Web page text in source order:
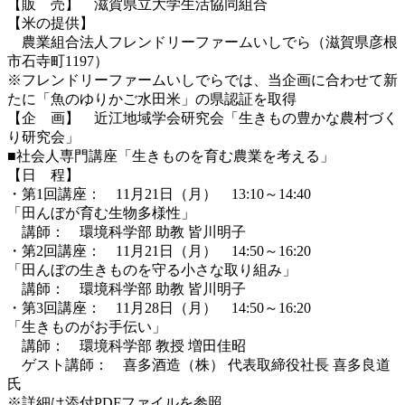
【販 売】 滋賀県立大学生活協同組合
【米の提供】
農業組合法人フレンドリーファームいしでら（滋賀県彦根
市石寺町1197）
※フレンドリーファームいしでらでは、当企画に合わせて新
たに「魚のゆりかご水田米」の県認証を取得
【企 画】 近江地域学会研究会「生きもの豊かな農村づく
り研究会」
■社会人専門講座「生きものを育む農業を考える」
【日 程】
・第1回講座： 11月21日（月） 13:10～14:40
「田んぼが育む生物多様性」
講師： 環境科学部 助教 皆川明子
・第2回講座： 11月21日（月） 14:50～16:20
「田んぼの生きものを守る小さな取り組み」
講師： 環境科学部 助教 皆川明子
・第3回講座： 11月28日（月） 14:50～16:20
「生きものがお手伝い」
講師： 環境科学部 教授 増田佳昭
ゲスト講師： 喜多酒造（株） 代表取締役社長 喜多良道
氏